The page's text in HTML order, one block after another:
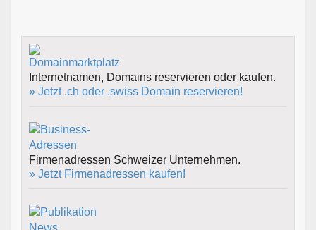
Internetnamen, Domains reservieren oder kaufen.
» Jetzt .ch oder .swiss Domain reservieren!
Firmenadressen Schweizer Unternehmen.
» Jetzt Firmenadressen kaufen!